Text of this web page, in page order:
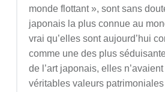
monde flottant », sont sans
japonais la plus connue au
vrai qu’elles sont aujourd’hui
comme une des plus
de l’art japonais, elles
véritables valeurs